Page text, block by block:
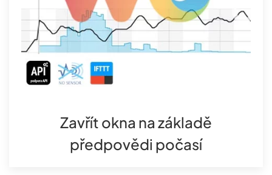
Zavřít okna na základě
předpovědi počasí